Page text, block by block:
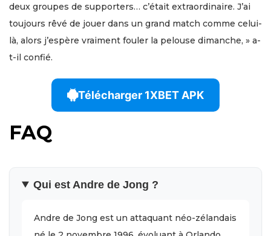
deux groupes de supporters… c’était extraordinaire. J’ai
toujours rêvé de jouer dans un grand match comme celui-
là, alors j’espère vraiment fouler la pelouse dimanche, » a-
t-il confié.
Télécharger 1XBET APK
FAQ
Qui est Andre de Jong ?
Andre de Jong est un attaquant néo-zélandais